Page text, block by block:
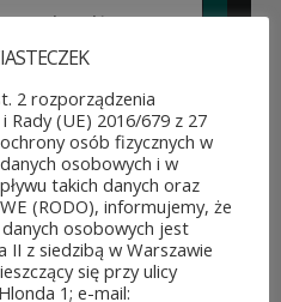
z budżetu
Do rozdania
Mieszkańcy
2 rozporządzenia
(UE) 2016/679 z 27
osób fizycznych w
osobowych i w
takich danych oraz
(RODO), informujemy, że
osobowych jest
II z siedzibą w Warszawie
się przy ulicy
1; e-mail: